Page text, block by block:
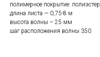
полимерное покрытие: полиэстер
длина листа — 0,75-8 м
высота волны – 25 мм
шаг расположения волны 350